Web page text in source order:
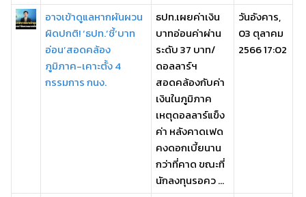
อาจเข้าดูแลหากผันผวน
ผิดปกติ! ‘ธปท.’ชี้‘บาท
อ่อน’สอดคล้อง
ภูมิภาค-เคาะตั้ง 4
กรรมการ กนง.
ธปท.เผยค่าเงิน
บาทอ่อนค่าผ่าน
ระดับ 37 บาท/
ดอลลาร์ฯ
สอดคล้องกับค่า
เงินในภูมิภาค
เหตุดอลลาร์แข็ง
ค่า หลังคาดเฟด
คงดอกเบี้ยนาน
กว่าที่คาด ขณะที่
นักลงทุนรอคว ...
วันอังคาร,
03 ตุลาคม
2566 17:02